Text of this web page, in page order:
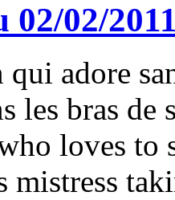
02/02/
adore
les bras de
loves
mistress